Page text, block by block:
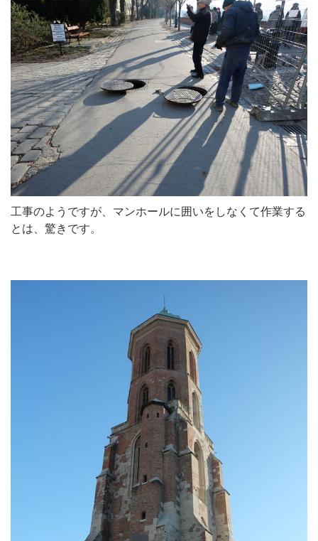
工事のようですが、マンホールに囲いをしなくて作業する
とは、驚きです。